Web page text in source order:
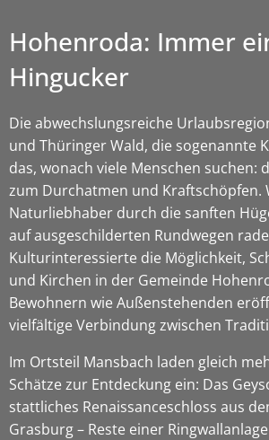
Hohenroda: Immer
Hingucker
Die abwechslungsreiche
und Thüringer Wald, die sogenannte
das, wonach viele Menschen suchen:
zum Durchatmen und Kraftschöpfen.
Naturliebhaber durch die sanften
auf ausgeschilderten Rundwegen
Kulturinteressierte die Möglichkeit,
und Kirchen in der Gemeinde
Bewohnern wie Außenstehenden
vielfältige Verbindung zwischen
Im Ortsteil Mansbach laden gleich
Schätze zur Entdeckung ein: Das
stattliches Renaissanceschloss aus
Grasburg – Reste einer